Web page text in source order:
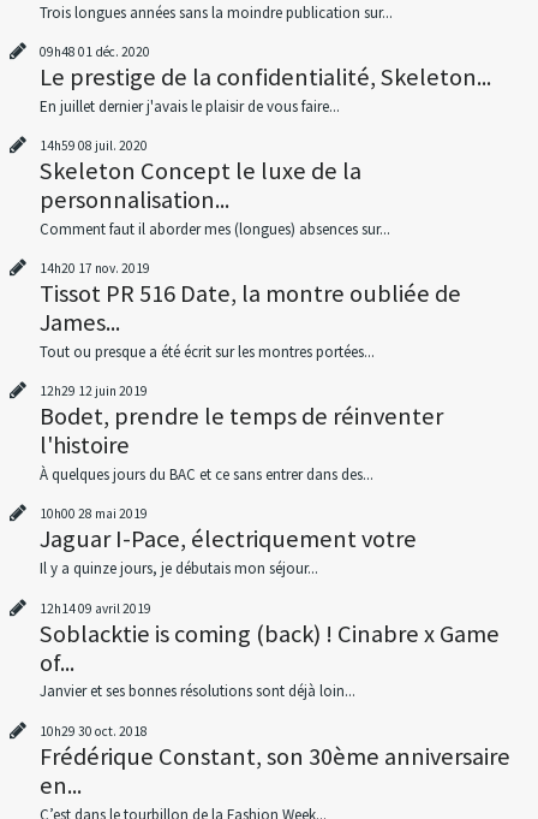
Trois longues années sans la moindre publication sur...
09h48 01 déc. 2020
Le prestige de la confidentialité, Skeleton...
En juillet dernier j'avais le plaisir de vous faire...
14h59 08 juil. 2020
Skeleton Concept le luxe de la
personnalisation...
Comment faut il aborder mes (longues) absences sur...
14h20 17 nov. 2019
Tissot PR 516 Date, la montre oubliée de
James...
Tout ou presque a été écrit sur les montres portées...
12h29 12 juin 2019
Bodet, prendre le temps de réinventer
l'histoire
À quelques jours du BAC et ce sans entrer dans des...
10h00 28 mai 2019
Jaguar I-Pace, électriquement votre
Il y a quinze jours, je débutais mon séjour...
12h1409 avril 2019
Soblacktie is coming (back) ! Cinabre x Game
of...
Janvier et ses bonnes résolutions sont déjà loin...
10h29 30 oct. 2018
Frédérique Constant, son 30ème anniversaire
en...
C’est dans le tourbillon de la Fashion Week...